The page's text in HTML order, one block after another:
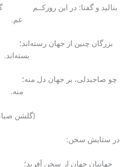
بنالید و گفتا: در این روزکــم
غم.
بزرگان چنین از جهان رسته‌اند؛
بسته‌اند.
چو صاحبدلی، بر جهان دل منه؛ به
منه.
(گلشن صبا،
در ستایش سخن:
جهانبان جهان از سخن آفرید؛